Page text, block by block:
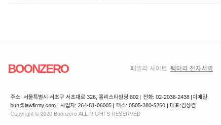
BOONZERO 패밀리 사이트 팩터리 전자서명
주소: 서울특별시 서초구 서초대로 326, 홀리스타빌딩 802 | 전화: 02-2038-2438 |이메일:
bun@lawfirmy.com | 사업자: 264-81-06005 | 팩스: 0505-380-5250 | 대표:김상겸
Copyright © 2020 Boonzero ALL RIGHTS RESERVED